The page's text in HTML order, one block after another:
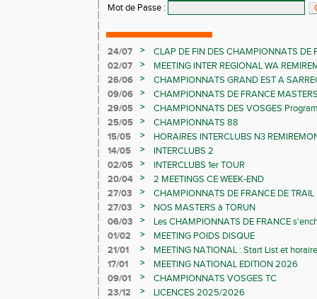
Mot de Passe :
24/07 >
CLAP DE FIN DES CHAMPIONNATS DE
LES CHAMPIONNATS ELITE
02/07 >
MEETING INTER REGIONAL WA
26/06
>
CHAMPIONNATS GRAND EST A
09/06
>
CHAMPIONNATS DE FRANCE
29/05
>
CHAMPIONNATS DES VOSGES
25/05
>
CHAMPIONNATS 88
15/05
>
HORAIRES INTERCLUBS N3
14/05
>
INTERCLUBS 2
02/05
>
INTERCLUBS 1er TOUR
20/04
>
2 MEETINGS CE WEEK-END
27/03
>
CHAMPIONNATS DE FRANCE DE TRAIL
27/03
>
NOS MASTERS à TORUN
06/03
>
Les CHAMPIONNATS DE FRANCE
01/02
>
MEETING POIDS DISQUE
21/01
>
MEETING NATIONAL : Start List et
17/01
>
MEETING NATIONAL EDITION 2026
09/01
>
CHAMPIONNATS VOSGES TC
23/12
>
LICENCES 2025/2026